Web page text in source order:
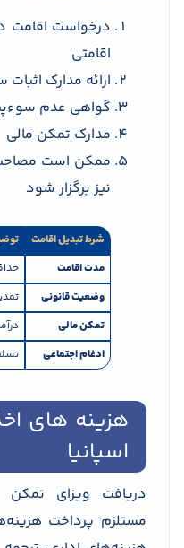
درخواست اقامت
اقامتی
ارائه مدارک
گواهی عدم
مدارک تمکن مالی
ممکن است
نیز برگزار شود
شرط تبدیل اقامت
مدت اقامت
حداقل ۵ سال
وضعیت قانونی
تمکن مالی
ادغام اجتماعی
هزینه های
اسپانیا
دریافت ویزای تمکن
مستلزم پرداخت